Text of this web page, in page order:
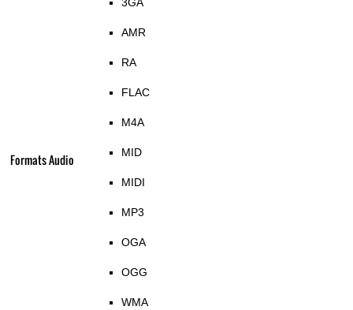
Formats Audio
AMR
RA
FLAC
M4A
MID
MIDI
MP3
OGA
OGG
WMA